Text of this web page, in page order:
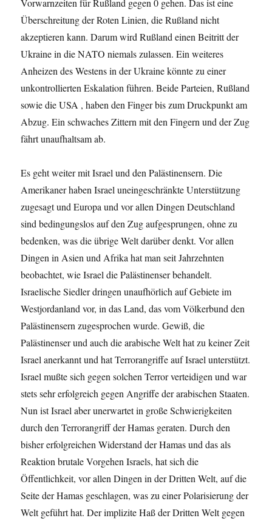
Vorwarnzeiten für Rußland gegen 0 gehen. Das ist eine
Überschreitung der Roten Linien, die Rußland nicht
akzeptieren kann. Darum wird Rußland einen Beitritt der
Ukraine in die NATO niemals zulassen. Ein weiteres
Anheizen des Westens in der Ukraine könnte zu einer
unkontrollierten Eskalation führen. Beide Parteien, Rußland
sowie die USA , haben den Finger bis zum Druckpunkt am
Abzug. Ein schwaches Zittern mit den Fingern und der Zug
fährt unaufhaltsam ab.
Es geht weiter mit Israel und den Palästinensern. Die
Amerikaner haben Israel uneingeschränkte Unterstützung
zugesagt und Europa und vor allen Dingen Deutschland
sind bedingungslos auf den Zug aufgesprungen, ohne zu
bedenken, was die übrige Welt darüber denkt. Vor allen
Dingen in Asien und Afrika hat man seit Jahrzehnten
beobachtet, wie Israel die Palästinenser behandelt.
Israelische Siedler dringen unaufhörlich auf Gebiete im
Westjordanland vor, in das Land, das vom Völkerbund den
Palästinensern zugesprochen wurde. Gewiß, die
Palästinenser und auch die arabische Welt hat zu keiner Zeit
Israel anerkannt und hat Terrorangriffe auf Israel unterstützt.
Israel mußte sich gegen solchen Terror verteidigen und war
stets sehr erfolgreich gegen Angriffe der arabischen Staaten.
Nun ist Israel aber unerwartet in große Schwierigkeiten
durch den Terrorangriff der Hamas geraten. Durch den
bisher erfolgreichen Widerstand der Hamas und das als
Reaktion brutale Vorgehen Israels, hat sich die
Öffentlichkeit, vor allen Dingen in der Dritten Welt, auf die
Seite der Hamas geschlagen, was zu einer Polarisierung der
Welt geführt hat. Der implizite Haß der Dritten Welt gegen